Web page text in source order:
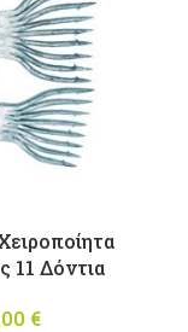
11 Δόντια
€